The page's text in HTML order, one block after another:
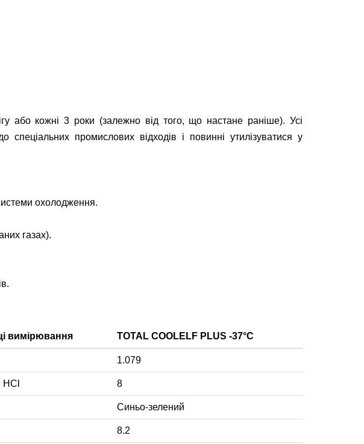
або кожні 3 роки (залежно від того, що настане раніше). Усі
промислових відходів і повинні утилізуватися у
охолодження.
газах).
вимірювання TOTAL COOLELF PLUS -37°C
1.079
8
Синьо-зелений
8.2